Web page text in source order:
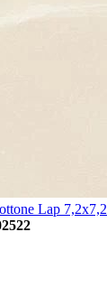
Lap 7,2x7,2